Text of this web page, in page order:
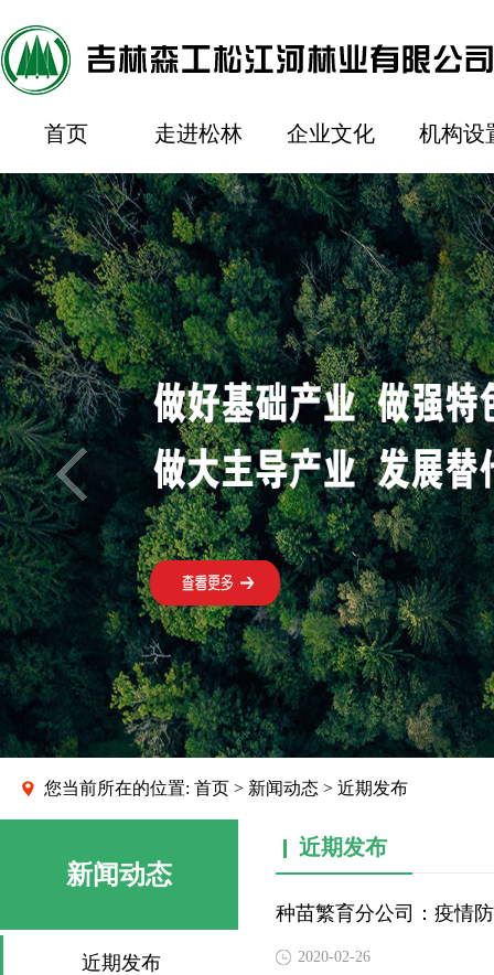
首页 走进松林 企业文化 机构设
您当前所在的位置: 首页 > 新闻动态 > 近期发布
新闻动态
近期发布
近期发布
种苗繁育分公司：疫情
2020-02-26